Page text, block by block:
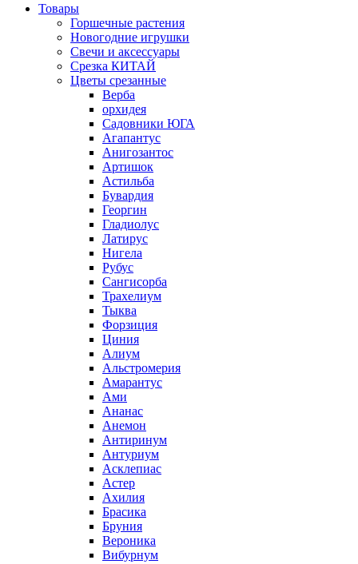
Товары
Горшечные растения
Новогодние игрушки
Свечи и аксессуары
Срезка КИТАЙ
Цветы срезанные
Верба
орхидея
Садовники ЮГА
Агапантус
Анигозантос
Артишок
Астильба
Бувардия
Георгин
Гладиолус
Латирус
Нигела
Рубус
Сангисорба
Трахелиум
Тыква
Форзиция
Циния
Алиум
Альстромерия
Амарантус
Ами
Ананас
Анемон
Антиринум
Антуриум
Асклепиас
Астер
Ахилия
Брасика
Бруния
Вероника
Вибурнум